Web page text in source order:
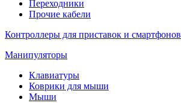
Переходники
Прочие кабели
Контроллеры для приставок и смартфонов
Манипуляторы
Клавиатуры
Коврики для мыши
Мыши